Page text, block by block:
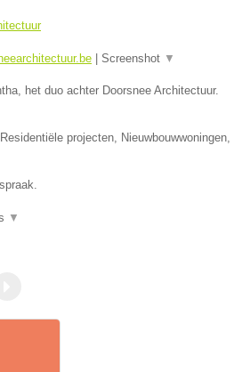
Screenshot ▼
het duo achter Doorsnee Architectuur.
projecten, Nieuwbouwwoningen,
▼